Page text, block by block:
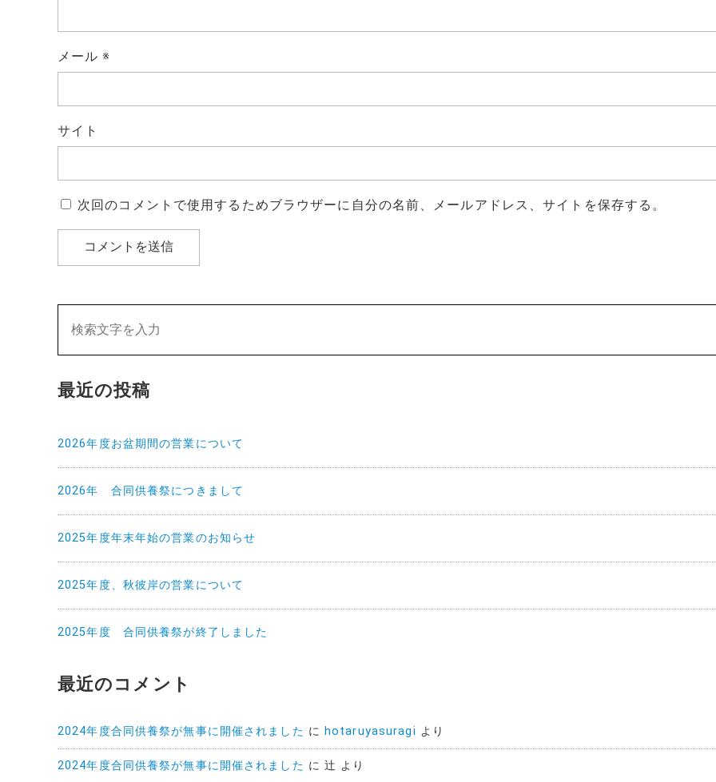
メール※
サイト
次回のコメントで使用するためブラウザーに自分の名前、メールアドレス、サイトを保存する。
最近の投稿
2026年度お盆期間の営業について
2026年 合同供養祭につきまして
2025年度年末年始の営業のお知らせ
2025年度、秋彼岸の営業について
2025年度 合同供養祭が終了しました
最近のコメント
2024年度合同供養祭が無事に開催されました に hotaruyasuragi より
2024年度合同供養祭が無事に開催されました に辻 より